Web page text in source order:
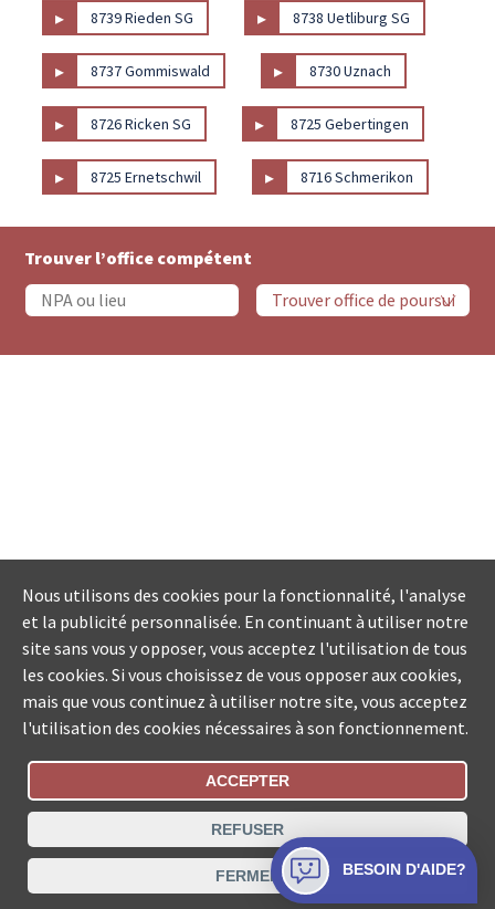
▸ 8739 Rieden SG ▸ 8738 Uetliburg SG
▸ 8737 Gommiswald ▸ 8730 Uznach
▸ 8726 Ricken SG ▸ 8725 Gebertingen
▸ 8725 Ernetschwil ▸ 8716 Schmerikon
Trouver l’office compétent
Statut De La Commande
Recherche des offices de Suisse
Protection des données Mentions légales
Nous utilisons des cookies pour la fonctionnalité, l'analyse
et la publicité personnalisée. En continuant à utiliser notre
site sans vous y opposer, vous acceptez l'utilisation de tous
les cookies. Si vous choisissez de vous opposer aux cookies,
mais que vous continuez à utiliser notre site, vous acceptez
l'utilisation des cookies nécessaires à son fonctionnement.
ACCEPTER
REFUSER
FERMER BESOIN D'AIDE?